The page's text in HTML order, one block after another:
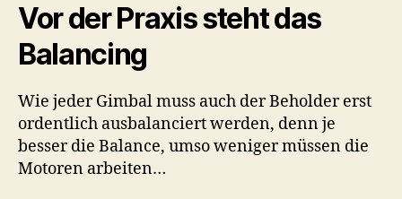
Vor der Praxis steht das
Balancing
Wie jeder Gimbal muss auch der Beholder erst
ordentlich ausbalanciert werden, denn je
besser die Balance, umso weniger müssen die
Motoren arbeiten…